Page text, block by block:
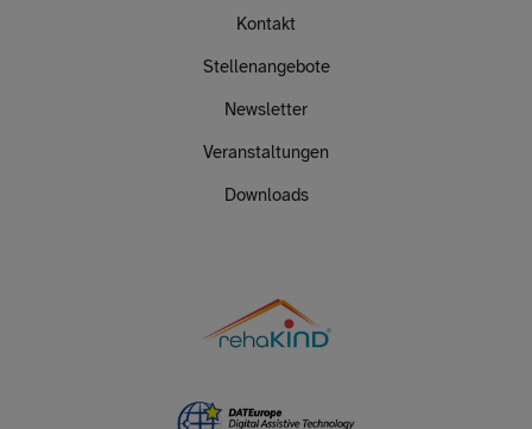
Kontakt
Stellenangebote
Newsletter
Veranstaltungen
Downloads